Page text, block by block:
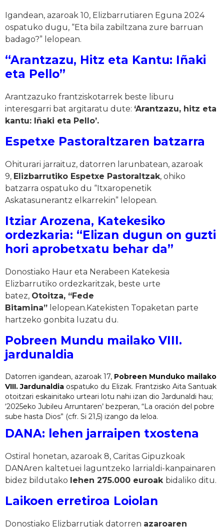
Igandean, azaroak 10, Elizbarrutiaren Eguna 2024
ospatuko dugu, “Eta bila zabiltzana zure barruan
badago?” lelopean.
“Arantzazu, Hitz eta Kantu: Iñaki
eta Pello”
Arantzazuko frantziskotarrek beste liburu
interesgarri bat argitaratu dute: ‘Arantzazu, hitz eta
kantu: Iñaki eta Pello’.
Espetxe Pastoraltzaren batzarra
Ohiturari jarraituz, datorren larunbatean, azaroak
9, Elizbarrutiko Espetxe Pastoraltzak, ohiko
batzarra ospatuko du “Itxaropenetik
Askatasunerantz elkarrekin” lelopean.
Itziar Arozena, Katekesiko
ordezkaria: “Elizan dugun on guzti
hori aprobetxatu behar da”
Donostiako Haur eta Nerabeen Katekesia
Elizbarrutiko ordezkaritzak, beste urte
batez, Otoitza, “Fede
Bitamina” lelopean.Katekisten Topaketan parte
hartzeko gonbita luzatu du.
Pobreen Mundu mailako VIII.
jardunaldia
Datorren igandean, azaroak 17, Pobreen Munduko mailako
VIII. Jardunaldia ospatuko du Elizak. Frantzisko Aita Santuak
otoitzari eskainitako urteari lotu nahi izan dio Jardunaldi hau;
‘2025eko Jubileu Arruntaren’ bezperan, “La oración del pobre
sube hasta Dios” (cfr. Si 21,5) izango da leloa.
DANA: lehen jarraipen txostena
Ostiral honetan, azaroak 8, Caritas Gipuzkoak
DANAren kaltetuei laguntzeko larrialdi-kanpainaren
bidez bildutako lehen 275.000 euroak bidaliko ditu.
Laikoen erretiroa Loiolan
Donostiako Elizbarrutiak datorren azaroaren